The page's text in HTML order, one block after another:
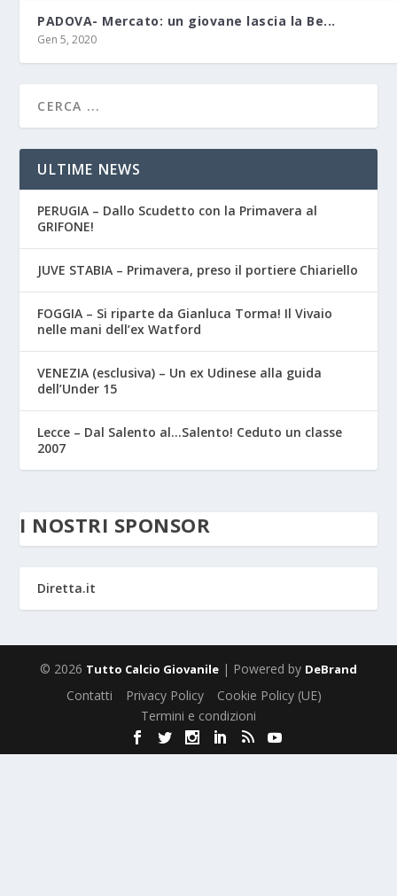
PADOVA- Mercato: un giovane lascia la Be...
Gen 5, 2020
ULTIME NEWS
PERUGIA – Dallo Scudetto con la Primavera al
GRIFONE!
JUVE STABIA – Primavera, preso il portiere Chiariello
FOGGIA – Si riparte da Gianluca Torma! Il Vivaio
nelle mani dell’ex Watford
VENEZIA (esclusiva) – Un ex Udinese alla guida
dell’Under 15
Lecce – Dal Salento al…Salento! Ceduto un classe
2007
I NOSTRI SPONSOR
Diretta.it
© 2026 Tutto Calcio Giovanile | Powered by DeBrand
Contatti Privacy Policy
Cookie Policy (UE)
Termini e condizioni